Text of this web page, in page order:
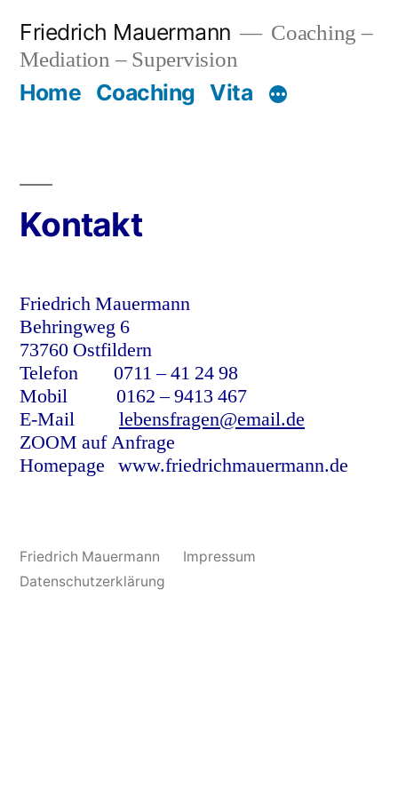
Inhalt
springen
Friedrich Mauermann
Coaching –
Mediation – Supervision
Home Coaching Vita
Kontakt
FriedrichMauermann
Behringweg 6
73760 Ostfildern
Telefon 0711 – 41 24 98
Mobil 0162 – 9413 467
E-Mail lebensfragen@email.de
ZOOM auf Anfrage
Homepage www.friedrichmauermann.de
Friedrich Mauermann
Impressum
Datenschutzerklärung